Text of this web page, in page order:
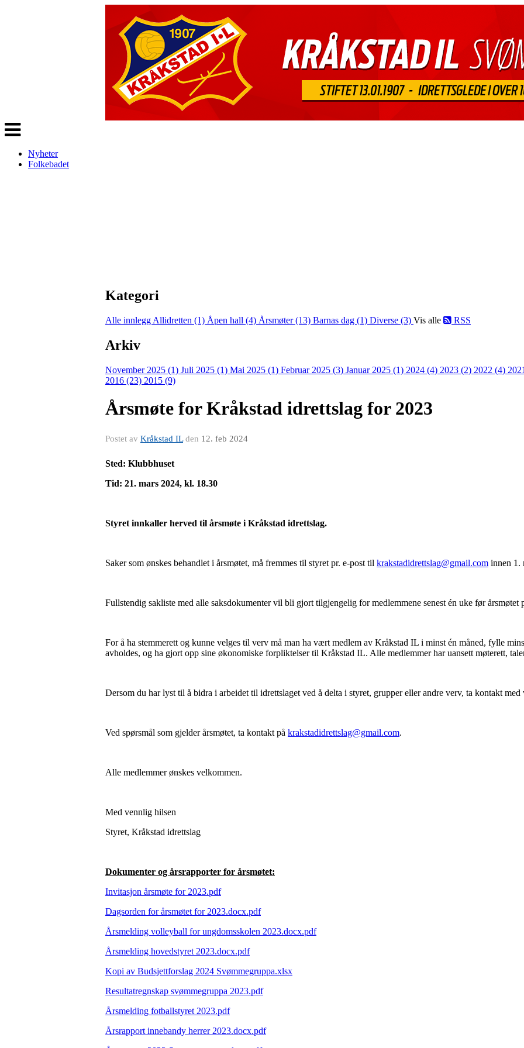
Veksle
navigasjon
Nyheter
Folkebadet
Kategori
Alle innlegg Allidretten (1) Åpen hall (4) Årsmøter (13) Barnas dag (1) Diverse (3) Vis alle RSS
Arkiv
November 2025 (1) Juli 2025 (1) Mai 2025 (1) Februar 2025 (3) Januar 2025 (1) 2024 (4) 2023 (2) 2022 (4)
2016 (23) 2015 (9)
Årsmøte for Kråkstad idrettslag for 2023
Postet av Kråkstad ILden 12. feb 2024
Sted: Klubbhuset
Tid: 21. mars 2024, kl. 18.30
Styret innkaller herved til årsmøte i Kråkstad idrettslag.
Saker som ønskes behandlet i årsmøtet, må fremmes til styret pr. e-post til krakstadidrettslag@gmail.com innen 1.
Fullstendig sakliste med alle saksdokumenter vil bli gjort tilgjengelig for medlemmene senest én uke før årsmøtet
For å ha stemmerett og kunne velges til verv må man ha vært medlem av Kråkstad IL i minst én måned, fylle
avholdes, og ha gjort opp sine økonomiske forpliktelser til Kråkstad IL. Alle medlemmer har uansett møterett,
Dersom du har lyst til å bidra i arbeidet til idrettslaget ved å delta i styret, grupper eller andre verv, ta kontakt med
Ved spørsmål som gjelder årsmøtet, ta kontakt på krakstadidrettslag@gmail.com.
Alle medlemmer ønskes velkommen.
Med vennlig hilsen
Styret, Kråkstad idrettslag
Dokumenter og årsrapporter for årsmøtet:
Invitasjon årsmøte for 2023.pdf
Dagsorden for årsmøtet for 2023.docx.pdf
Årsmelding volleyball for ungdomsskolen 2023.docx.pdf
Årsmelding hovedstyret 2023.docx.pdf
Kopi av Budsjettforslag 2024 Svømmegruppa.xlsx
Resultatregnskap svømmegruppa 2023.pdf
Årsmelding fotballstyret 2023.pdf
Årsrapport innebandy herrer 2023.docx.pdf